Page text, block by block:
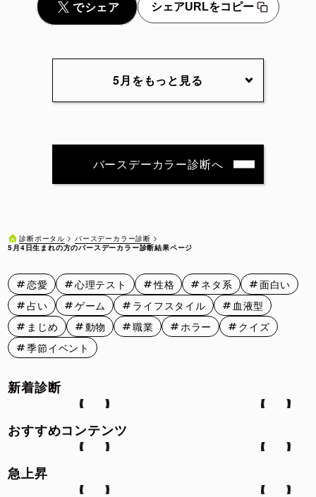
シェアURLをコピー
5月をもっと見る
5月7日 5月8日 5月9日
5月26日 5月27日 5月28日 5月29日 5月30日
5月31日
バースデーカラー診断へ
診断ポータル
バースデーカラー診断
5月4日生まれの方のバースデーカラー診断結果ページ
恋愛 心理テスト 性格 ネタ系
面白い
占い
ゲーム ライフスタイル
血液型
まじめ
動物 職業 ホラー
クイズ
季節イベント
新着診断
おすすめコンテンツ
急上昇